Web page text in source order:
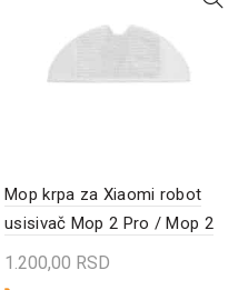
Mop krpa za Xiaomi robot
usisivač Mop 2 Pro / Mop 2
1.200,00 RSD